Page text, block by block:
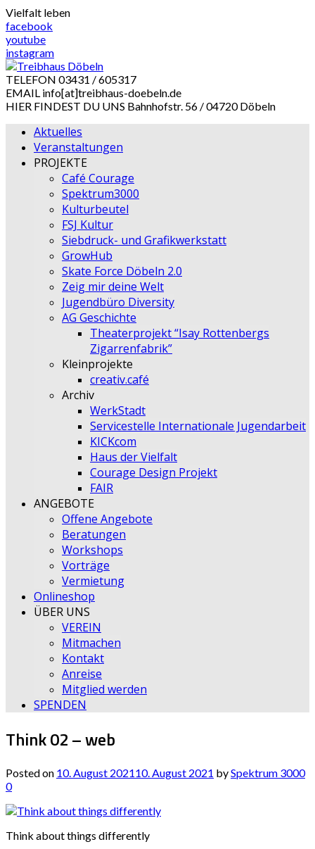
Skip
to
content
Vielfalt leben
facebook
youtube
instagram
TELEFON 03431 / 605317
EMAIL info[at]treibhaus-doebeln.de
HIER FINDEST DU UNS Bahnhofstr. 56 / 04720 Döbeln
Aktuelles
Veranstaltungen
PROJEKTE
Café Courage
Spektrum3000
Kulturbeutel
FSJ Kultur
Siebdruck- und Grafikwerkstatt
GrowHub
Skate Force Döbeln 2.0
Zeig mir deine Welt
Jugendbüro Diversity
AG Geschichte
Theaterprojekt “Isay Rottenbergs
Zigarrenfabrik”
Kleinprojekte
creativ.café
Archiv
WerkStadt
Servicestelle Internationale Jugendarbeit
KICKcom
Haus der Vielfalt
Courage Design Projekt
FAIR
ANGEBOTE
Offene Angebote
Beratungen
Workshops
Vorträge
Vermietung
Onlineshop
ÜBER UNS
VEREIN
Mitmachen
Kontakt
Anreise
Mitglied werden
SPENDEN
Think 02 – web
Posted on 10. August 202110. August 2021 bySpektrum 3000
0
Think about things differently